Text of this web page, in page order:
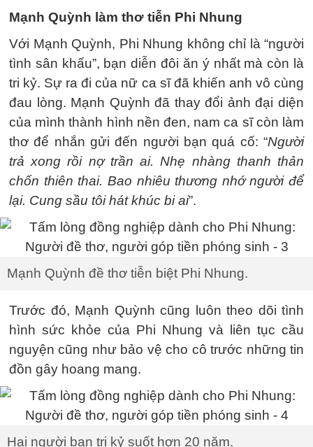
Mạnh Quỳnh làm thơ tiễn Phi Nhung
Với Mạnh Quỳnh, Phi Nhung không chỉ là “người
tình sân khấu”, bạn diễn đôi ăn ý nhất mà còn là
tri kỷ. Sự ra đi của nữ ca sĩ đã khiến anh vô cùng
đau lòng. Mạnh Quỳnh đã thay đổi ảnh đại diện
của mình thành hình nền đen, nam ca sĩ còn làm
thơ để nhắn gửi đến người bạn quá cố: “Người
trả xong rồi nợ trần ai. Nhẹ nhàng thanh thản
chốn thiên thai. Bao nhiêu thương nhớ người để
lại. Cung sầu tôi hát khúc bi ai”.
Mạnh Quỳnh đề thơ tiễn biệt Phi Nhung.
Trước đó, Mạnh Quỳnh cũng luôn theo dõi tình
hình sức khỏe của Phi Nhung và liên tục cầu
nguyện cũng như bảo vệ cho cô trước những tin
đồn gây hoang mang.
Hai người bạn tri kỷ suốt hơn 20 năm.